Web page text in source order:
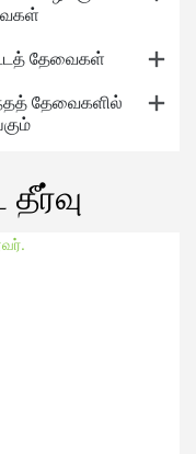
தேவைகள்
தேவைகளில்